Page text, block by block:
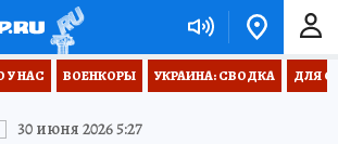
У НАС ВОЕНКОРЫ УКРАИНА: СВОДКА ДЛЯ
30 июня 2026 5:27